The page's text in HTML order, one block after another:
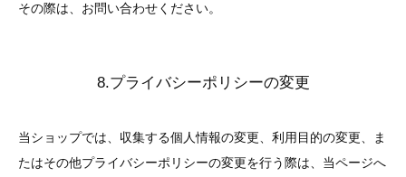
その際は、お問い合わせください。
8.プライバシーポリシーの変更
当ショップでは、収集する個人情報の変更、利用目的の変更、ま
たはその他プライバシーポリシーの変更を行う際は、当ページへ